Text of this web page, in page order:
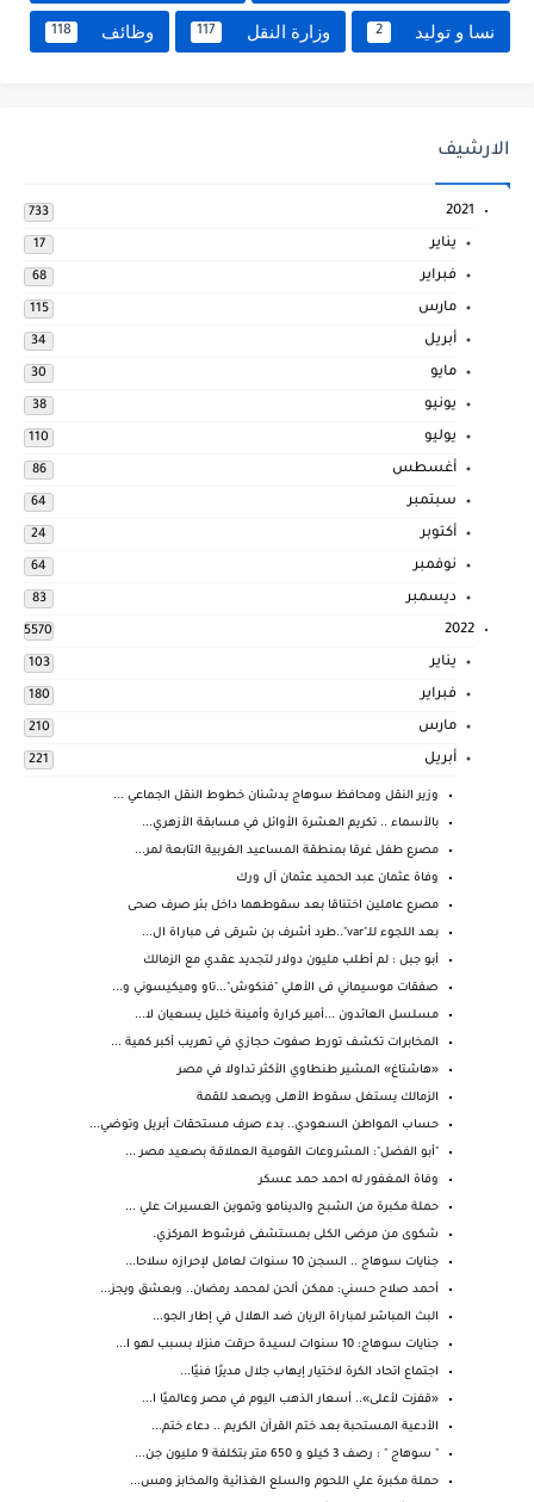
نسا و توليد 2 وزارة النقل 117 وظائف 118
الارشيف
2021
733
يناير 17
فبراير 68
مارس 115
أبريل 34
مايو 30
يونيو 38
يوليو 110
أغسطس 86
سبتمبر 64
أكتوبر 24
نوفمبر 64
ديسمبر 83
2022
5570
يناير 103
فبراير 180
مارس 210
أبريل 221
وزير النقل ومحافظ سوهاج يدشنان خطوط النقل الجماعي ...
بالأسماء .. تكريم العشرة الأوائل في مسابقة الأزهري...
مصرع طفل غرقا بمنطقة المساعيد الغربية التابعة لمر...
وفاة عثمان عبد الحميد عثمان آل ورك
مصرع عاملين اختناقا بعد سقوطهما داخل بئر صرف صحى
بعد اللجوء للـ"var"..طرد أشرف بن شرقى فى مباراة ال...
أبو جبل : لم أطلب مليون دولار لتجديد عقدي مع الزمالك
صفقات موسيماني فى الأهلي "فنكوش"...تاو وميكيسوني و...
مسلسل العائدون ...أمير كرارة وأمينة خليل يسعيان لا...
المخابرات تكشف تورط صفوت حجازي في تهريب أكبر كمية ...
«هاشتاغ» المشير طنطاوي الأكثر تداولا في مصر
الزمالك يستغل سقوط الأهلى ويصعد للقمة
حساب المواطن السعودي.. بدء صرف مستحقات أبريل وتوضي...
"أبو الفضل": المشروعات القومية العملاقة بصعيد مصر ...
وفاة المغفور له احمد حمد عسكر
حملة مكبرة من الشبح والدينامو وتموين العسيرات علي ...
شكوى من مرضى الكلى بمستشفى فرشوط المركزي.
جنايات سوهاج .. السجن 10 سنوات لعامل لإحرازه سلاحا...
أحمد صلاح حسني: ممكن ألحن لمحمد رمضان.. وبعشق ويجز...
البث المباشر لمباراة الريان ضد الهلال في إطار الجو...
جنايات سوهاج: 10 سنوات لسيدة حرقت منزلا بسبب لهو ا...
اجتماع اتحاد الكرة لاختيار إيهاب جلال مديرًا فنيًا...
«قفزت لأعلى».. أسعار الذهب اليوم في مصر وعالميًا ا...
الأدعية المستحبة بعد ختم القرآن الكريم .. دعاء ختم...
" سوهاج " : رصف 3 كيلو و 650 متر بتكلفة 9 مليون جن...
حملة مكبرة علي اللحوم والسلع الغذائية والمخابز ومس...